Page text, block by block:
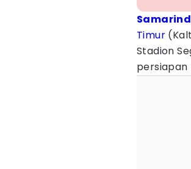
Timur
Stadion
persiapan